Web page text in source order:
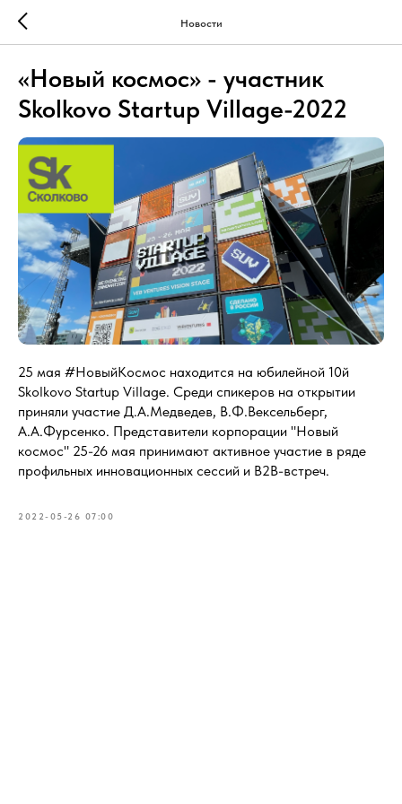
Новости
«Новый космос» - участник
Skolkovo Startup Village-2022
25 мая #НовыйКосмос находится на юбилейной 10й
Skolkovo Startup Village. Среди спикеров на открытии
приняли участие Д.А.Медведев, В.Ф.Вексельберг,
А.А.Фурсенко. Представители корпорации "Новый
космос" 25-26 мая принимают активное участие в ряде
профильных инновационных сессий и B2B-встреч.
2022-05-26 07:00